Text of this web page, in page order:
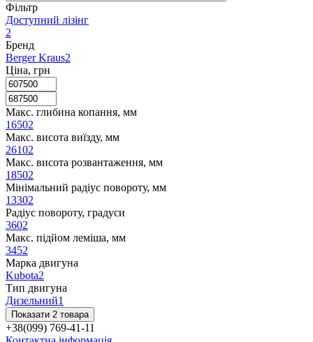
Фільтр
Доступний лізінг
2
Бренд
Berger Kraus2
Ціна, грн
Макс. глибина копання, мм
16502
Макс. висота виїзду, мм
26102
Макс. висота розвантаження, мм
18502
Мінімальний радіус повороту, мм
13302
Радіус повороту, градуси
3602
Макс. підйом леміша, мм
3452
Марка двигуна
Kubota2
Тип двигуна
Дизельний1
Показати 2 товара
+38(099) 769-41-11